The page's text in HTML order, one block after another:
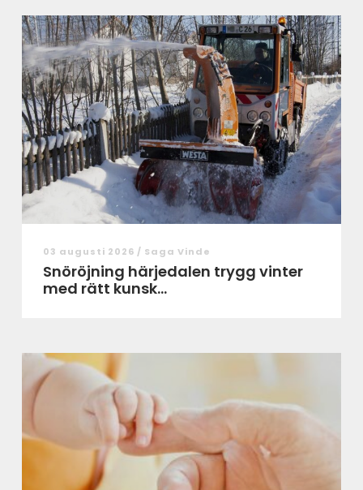
03 augusti 2026 / Saga Vinde
Snöröjning härjedalen trygg vinter
med rätt kunsk...